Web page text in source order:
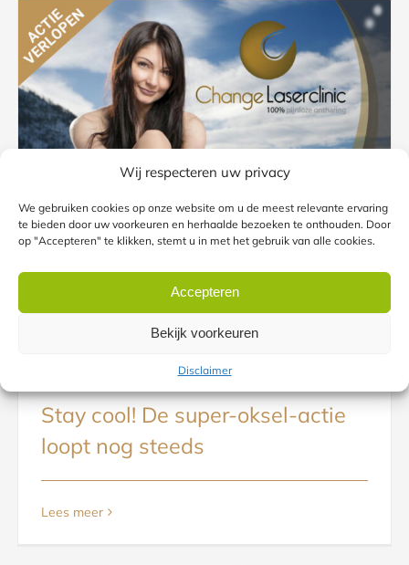
Wij respecteren uw privacy
We gebruiken cookies op onze website om u de meest relevante ervaring
te bieden door uw voorkeuren en herhaalde bezoeken te onthouden. Door
op "Accepteren" te klikken, stemt u in met het gebruik van alle cookies.
Accepteren
Bekijk voorkeuren
Disclaimer
Stay cool! De super-oksel-actie
loopt nog steeds
Lees meer